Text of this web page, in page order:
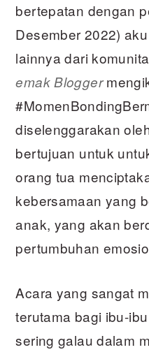
bertepatan dengan
Desember 2022)
lainnya dari
emak Blogger
diselenggarakan
bertujuan untuk
orang tua
kebersamaan yang
anak, yang akan
pertumbuhan
Acara yang sangat
terutama bagi ibu-
sering galau dalam